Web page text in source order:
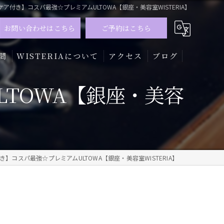
ア付き】コスパ最強☆プレミアムULTOWA【銀座・美容室WISTERIA】
お問い合わせはこちら ご予約はこちら
WISTERIAについて
髪質改善
メンズ
アクセス ブログ
【銀座・美容
】コスパ最強☆プレミアムULTOWA【銀座・美容室WISTERIA】